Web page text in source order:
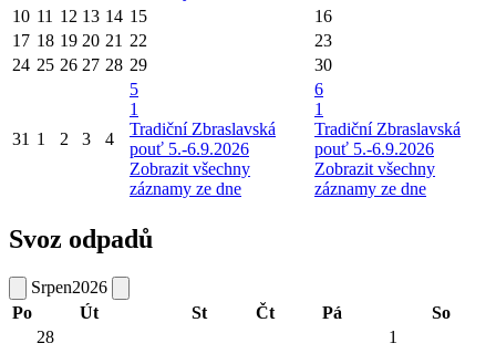
10 11 12 13 14 15
16
17 18 19 20 21 22
23
24 25 26 27 28 29 30
31 1 2 3 4
5
1
Tradiční Zbraslavská
pouť 5.-6.9.2026
Zobrazit všechny
záznamy ze dne
6
1
Tradiční Zbraslavská
pouť 5.-6.9.2026
Zobrazit všechny
záznamy ze dne
Svoz odpadů
Srpen2026
Po
Út St Čt Pá So
28
1